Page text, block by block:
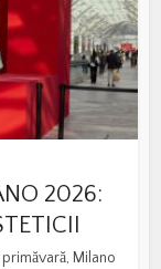
2026:
Milano